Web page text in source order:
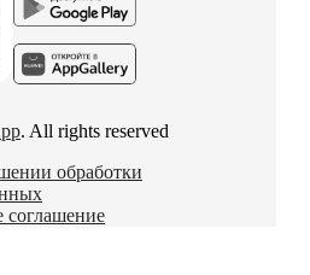
. All rights reserved
обработки
соглашение